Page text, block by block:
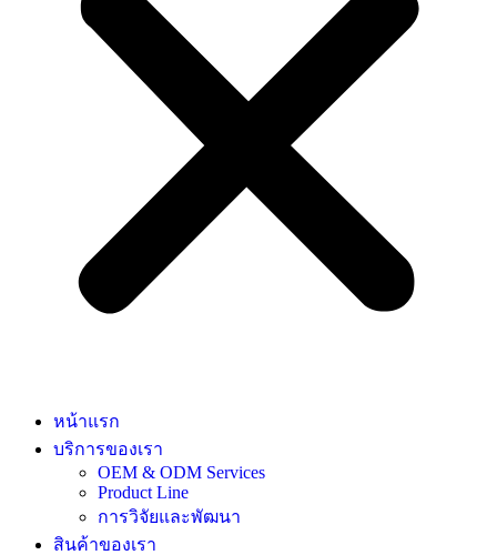
หน้าแรก
บริการของเรา
OEM & ODM Services
Product Line
การวิจัยและพัฒนา
สินค้าของเรา